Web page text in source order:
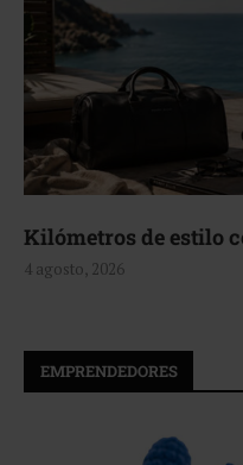
con Perry Ellis
EMPRENDEDORES